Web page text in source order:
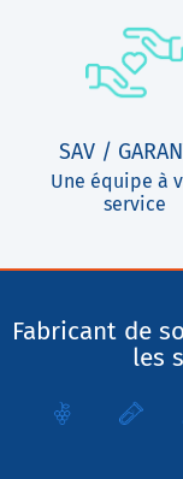
SAV /
Une équipe à
service
Fabricant de
les